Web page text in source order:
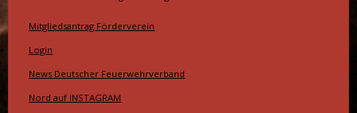
Mitgliedsantrag Förderverein
Login
News Deutscher Feuerwehrverband
Nord auf INSTAGRAM